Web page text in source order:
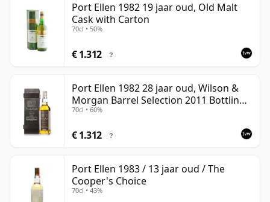
Port Ellen 1982 19 jaar oud, Old Malt
Cask with Carton
70cl • 50%
€ 1.312 ?
Port Ellen 1982 28 jaar oud, Wilson &
Morgan Barrel Selection 2011 Bottling
with Box
70cl • 60%
€ 1.312 ?
Port Ellen 1983 / 13 jaar oud / The
Cooper's Choice
70cl • 43%